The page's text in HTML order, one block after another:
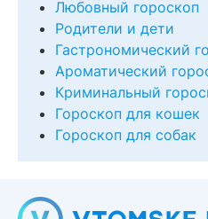
Любовный гороскоп
Родители и дети
Гастрономический
Ароматический
Криминальный
Гороскоп для кошек
Гороскоп для собак